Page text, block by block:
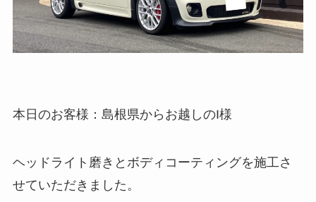
本日のお客様：島根県からお越しのI様
ヘッドライト磨きとボディコーティングを施工さ
せていただきました。